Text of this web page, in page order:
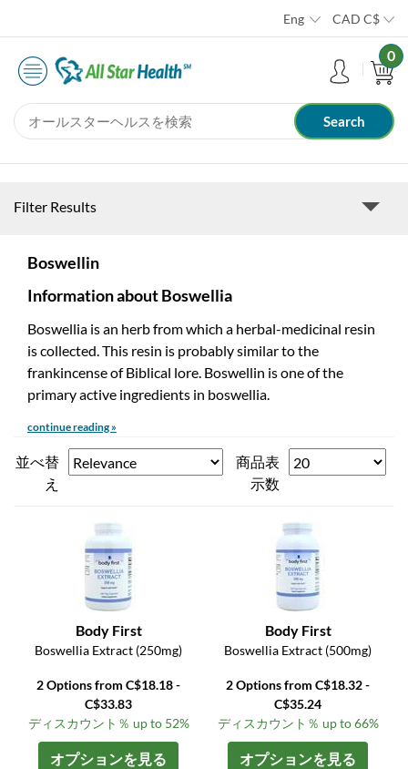
Eng CAD C$
0
Filter Results
Boswellin
Information about Boswellia
Boswellia is an herb from which a herbal-medicinal resin
is collected. This resin is probably similar to the
frankincense of Biblical lore. Boswellin is one of the
primary active ingredients in boswellia.
continue reading »
並べ替
え
商品表
示数
Body First
Boswellia Extract (250mg)
2 Options from C$18.18 -
C$33.83
ディスカウント％ up to 52%
オプションを見る
Body First
Boswellia Extract (500mg)
2 Options from C$18.32 -
C$35.24
ディスカウント％ up to 66%
オプションを見る